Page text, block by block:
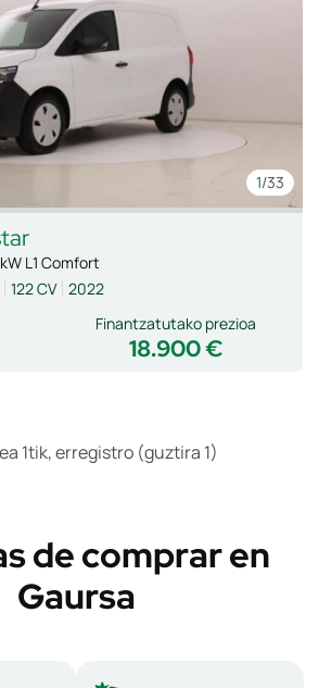
1/33
L1 Comfort
122 CV 2022
18.900 €
Finantzatutako prezioa
1tik, erregistro (guztira 1)
de comprar en
Gaursa